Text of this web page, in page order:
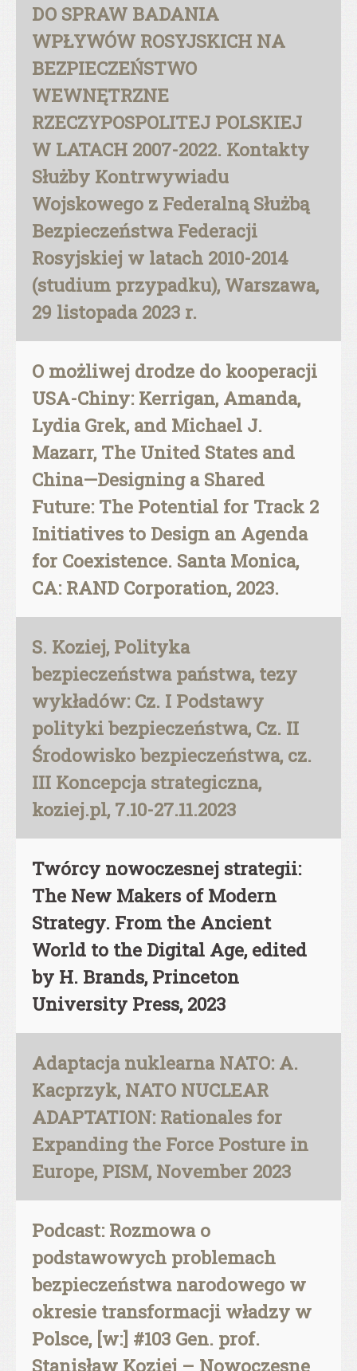
DO SPRAW BADANIA
WPŁYWÓW ROSYJSKICH NA
BEZPIECZEŃSTWO
WEWNĘTRZNE
RZECZYPOSPOLITEJ POLSKIEJ
W LATACH 2007-2022. Kontakty
Służby Kontrwywiadu
Wojskowego z Federalną Służbą
Bezpieczeństwa Federacji
Rosyjskiej w latach 2010-2014
(studium przypadku), Warszawa,
29 listopada 2023 r.
O możliwej drodze do kooperacji
USA-Chiny: Kerrigan, Amanda,
Lydia Grek, and Michael J.
Mazarr, The United States and
China—Designing a Shared
Future: The Potential for Track 2
Initiatives to Design an Agenda
for Coexistence. Santa Monica,
CA: RAND Corporation, 2023.
S. Koziej, Polityka
bezpieczeństwa państwa, tezy
wykładów: Cz. I Podstawy
polityki bezpieczeństwa, Cz. II
Środowisko bezpieczeństwa, cz.
III Koncepcja strategiczna,
koziej.pl, 7.10-27.11.2023
Twórcy nowoczesnej strategii:
The New Makers of Modern
Strategy. From the Ancient
World to the Digital Age, edited
by H. Brands, Princeton
University Press, 2023
Adaptacja nuklearna NATO: A.
Kacprzyk, NATO NUCLEAR
ADAPTATION: Rationales for
Expanding the Force Posture in
Europe, PISM, November 2023
Podcast: Rozmowa o
podstawowych problemach
bezpieczeństwa narodowego w
okresie transformacji władzy w
Polsce, [w:] #103 Gen. prof.
Stanisław Koziej – Nowoczesne